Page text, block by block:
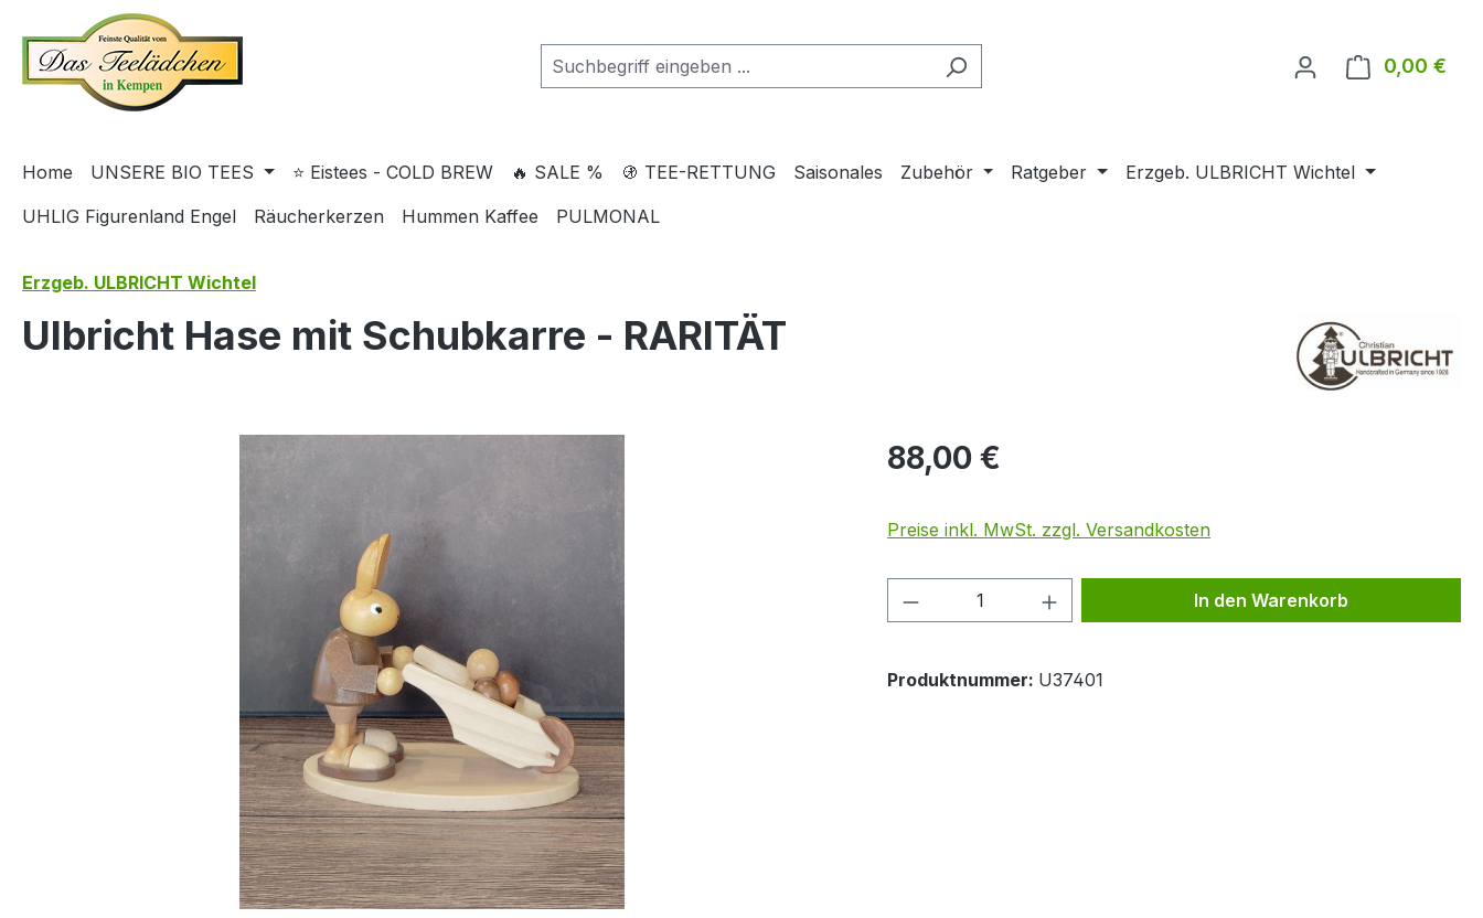
Zur Hauptnavigation springen
0,00 €
Home UNSERE BIO TEES ⭐ Eistees - COLD BREW 🔥 SALE % 🚯 TEE-RETTUNG Saisonales Zubehör Ratgeber
Erzgeb. ULBRICHT Wichtel
UHLIG Figurenland Engel
Räucherkerzen Hummen Kaffee PULMONAL
Erzgeb. ULBRICHT Wichtel
Ulbricht Hase mit Schubkarre - RARITÄT
88,00 €
Preise inkl. MwSt. zzgl. Versandkosten
Produkt Anzahl: Gib den gewünschten Wert
In den Warenkorb
Produktnummer: U37401